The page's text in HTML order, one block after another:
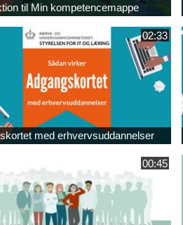
til Min kompetencemappe
02:33
med erhvervsuddannelser
00:45